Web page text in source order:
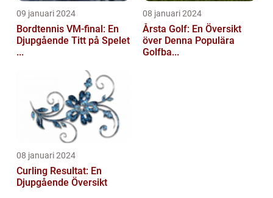
09 januari 2024
Bordtennis VM-final: En
Djupgående Titt på Spelet
...
08 januari 2024
Årsta Golf: En Översikt
över Denna Populära
Golfba...
08 januari 2024
Curling Resultat: En
Djupgående Översikt